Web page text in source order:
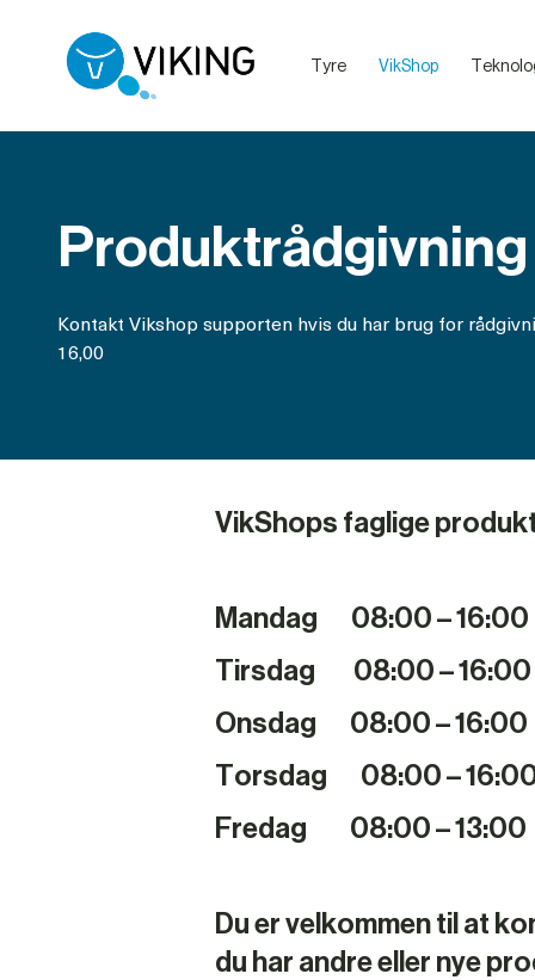
Tyre VikShop
Kontakt Vikshop supporten hvis du har brug for
16,00
VikShops faglige
Mandag 08:00 – 16:00
Tirsdag 08:00 – 16:00
Onsdag 08:00 – 16:00
Torsdag 08:00 –
Fredag 08:00 – 13:00
Du er velkommen til at
du har andre eller nye